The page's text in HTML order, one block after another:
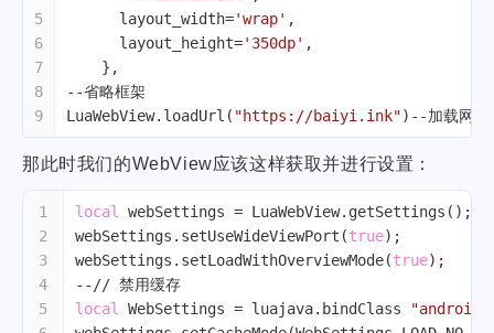
5
6
7
8
9
      layout_width=
'wrap' ,
      layout_height=
'350dp' ,
    },
--省略框架
LuaWebView.loadUrl( "https://baiyi.ink") --加载网页
那此时我们的WebView应该这样获取并进行设置：
1
2
3
4
5
local
webSettings = LuaWebView.getSettings();
webSettings.setUseWideViewPort(true);
webSettings.setLoadWithOverviewMode(true);
--// 禁用缓存
local
WebSettings = luajava.bindClass